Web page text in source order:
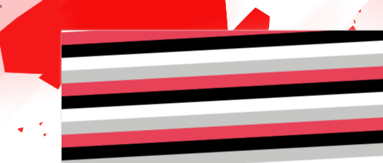
'